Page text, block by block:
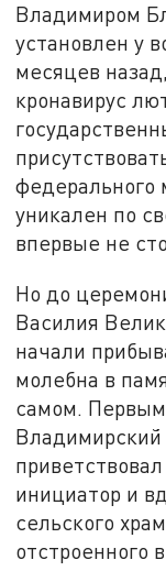
Владимиром
установлен у
месяцев
кронавирус
федерального
уникален по
впервые не
Но до
Василия
начали
молебна в
самом.
Владимирский
инициатор и
сельского
отстроенного